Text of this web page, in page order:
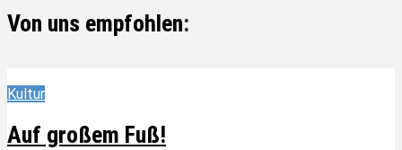
Von uns empfohlen:
Kultur
Auf großem Fuß!